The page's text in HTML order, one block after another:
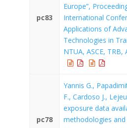
pc83
Europe”,
International
Applications of
Technologies in
NTUA, ASCE,
pc78
Yannis G.,
F., Cardoso J.,
exposure data
methodologies and